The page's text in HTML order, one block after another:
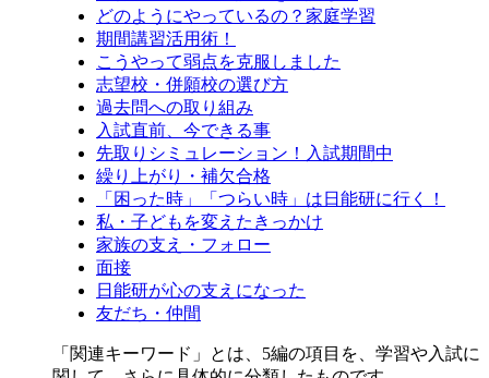
どのようにやっているの？家庭学習
期間講習活用術！
こうやって弱点を克服しました
志望校・併願校の選び方
過去問への取り組み
入試直前、今できる事
先取りシミュレーション！入試期間中
繰り上がり・補欠合格
「困った時」「つらい時」は日能研に行く！
私・子どもを変えたきっかけ
家族の支え・フォロー
面接
日能研が心の支えになった
友だち・仲間
「関連キーワード」とは、5編の項目を、学習や入試に